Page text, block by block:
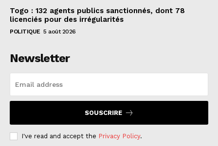
Togo : 132 agents publics sanctionnés, dont 78
licenciés pour des irrégularités
POLITIQUE 5 août 2026
Newsletter
SOUSCRIRE
I've read and accept the Privacy Policy.